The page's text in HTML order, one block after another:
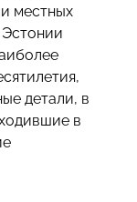
местных
детали, в
в